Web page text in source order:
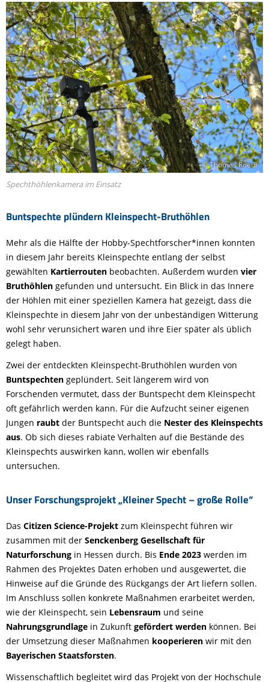
Buntspechte plündern Kleinspecht-Bruthöhlen
© Thomas Roedl
Spechthöhlenkamera im Einsatz
Mehr als die Hälfte der Hobby-Spechtforscher*innen konnten
in diesem Jahr bereits Kleinspechte entlang der selbst
gewählten Kartierrouten beobachten. Außerdem wurden vier
Bruthöhlen gefunden und untersucht. Ein Blick in das Innere
der Höhlen mit einer speziellen Kamera hat gezeigt, dass die
Kleinspechte in diesem Jahr von der unbeständigen Witterung
wohl sehr verunsichert waren und ihre Eier später als üblich
gelegt haben.
Zwei der entdeckten Kleinspecht-Bruthöhlen wurden von
Buntspechten geplündert. Seit längerem wird von
Forschenden vermutet, dass der Buntspecht dem Kleinspecht
oft gefährlich werden kann. Für die Aufzucht seiner eigenen
Jungen raubt der Buntspecht auch die Nester des Kleinspechts
aus. Ob sich dieses rabiate Verhalten auf die Bestände des
Kleinspechts auswirken kann, wollen wir ebenfalls
untersuchen.
Unser Forschungsprojekt „Kleiner Specht – große Rolle“
Das Citizen Science-Projekt zum Kleinspecht führen wir
zusammen mit der Senckenberg Gesellschaft für
Naturforschung in Hessen durch. Bis Ende 2023 werden im
Rahmen des Projektes Daten erhoben und ausgewertet, die
Hinweise auf die Gründe des Rückgangs der Art liefern sollen.
Im Anschluss sollen konkrete Maßnahmen erarbeitet werden,
wie der Kleinspecht, sein Lebensraum und seine
Nahrungsgrundlage in Zukunft gefördert werden können. Bei
der Umsetzung dieser Maßnahmen kooperieren wir mit den
Bayerischen Staatsforsten.
Wissenschaftlich begleitet wird das Projekt von der Hochschule